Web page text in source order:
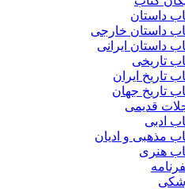
داستان
داستان خارجی
داستان ایرانی
تاریخی
تاریخ ایران
تاریخ جهان
قدیمی
ادبی
مذهبی و ادیان
هنری